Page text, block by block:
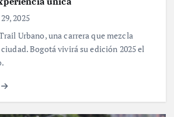
2025
Urbano, una carrera que mezcla
Bogotá vivirá su edición 2025 el